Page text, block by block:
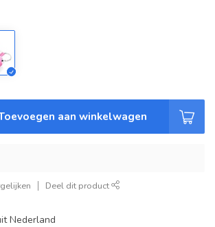
aan winkelwagen
Deel dit product
Nederland